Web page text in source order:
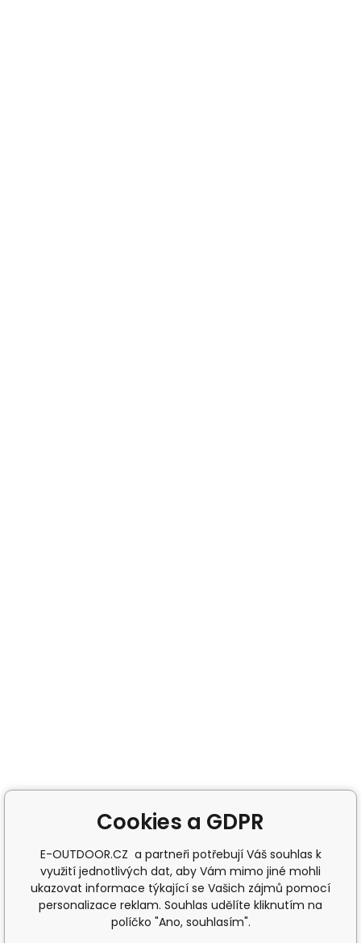
Cookies a GDPR
E-OUTDOOR.CZ a partneři potřebují Váš souhlas k
využití jednotlivých dat, aby Vám mimo jiné mohli
ukazovat informace týkající se Vašich zájmů pomocí
personalizace reklam. Souhlas udělíte kliknutím na
políčko "Ano, souhlasím".